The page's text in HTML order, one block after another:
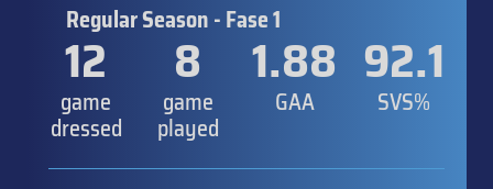
Regular Season - Fase 1
12
game
dressed
8
game
played
1.88
GAA
92.1
SVS%